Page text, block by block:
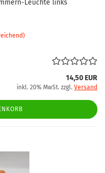
Leuchte links
14,50 EUR
inkl. 20% MwSt. zzgl. Versand